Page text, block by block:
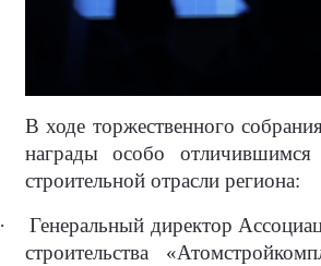
В ходе торжественного
награды особо отличившимся
строительной отрасли региона:
·
Генеральный директор
строительства